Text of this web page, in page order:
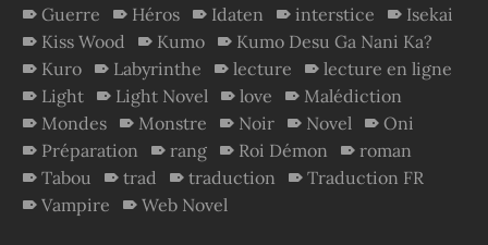
Guerre
Héros Idaten interstice
Isekai
Kiss Wood
Kumo
Kumo Desu Ga Nani Ka?
Kuro
Labyrinthe lecture
lecture en ligne
Light
Light Novel love
Malédiction
Mondes
Monstre Noir Novel
Oni
Préparation
rang Roi Démon
roman
Tabou
trad traduction
Traduction FR
Vampire
Web Novel